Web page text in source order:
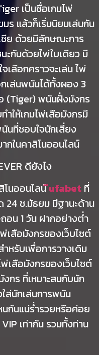
เป็นชื่อเกมไพ่
ร แล้วก็เริ่มนิยมเล่นกัน
ชีย ด้วยมีลักษณะการ
ะกันด้วยไพ่ใบเดียว มี
ลือกคราวจะเล่น ไพ่
เล่นพนันได้ทั้งผอง 3
(Tiger) พนันฝั่งมังกร
ให้เกมไพ่เสือมังกรมี
นันที่ชอบใจนักเสี่ยง
กในคาสิโนออนไลน์
ดียังไง
โนออนไลน์ีufabetที่
24 ช.มัธยม มีฐานะด้าน
อน 1 วัน ฝากอย่างต่ำ
เสือมังกรของเว็บไซต์
หรับเพื่อการวางเดิม
เสือมังกรของเว็บไซต์
งกร ที่เหมาะสมกับนัก
ส่นักเล่นการพนัน
กันแน่ร่ำรวยหรือค่อย
เท่ากัน รวมทั้งท่าน